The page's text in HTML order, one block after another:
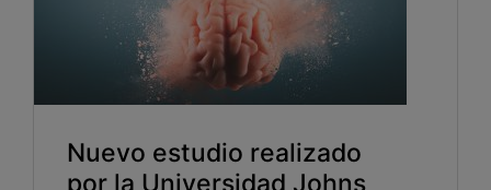
Nuevo estudio realizado
por la Universidad Johns